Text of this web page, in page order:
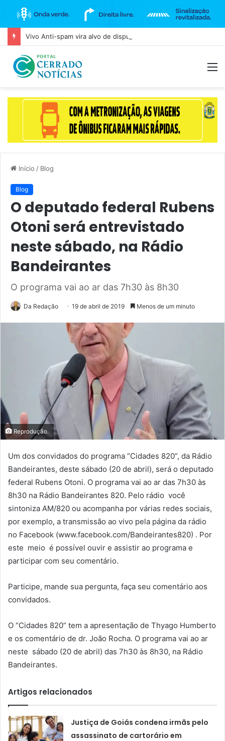
Início / Blog
Blog
O deputado federal Rubens
Otoni será entrevistado
neste sábado, na Rádio
Bandeirantes
O programa vai ao ar das 7h30 às 8h30
Da Redação 19 de abril de 2019 Menos de um minuto
Reprodução.
Um dos convidados do programa “Cidades 820”, da Rádio
Bandeirantes, deste sábado (20 de abril), será o deputado
federal Rubens Otoni. O programa vai ao ar das 7h30 às
8h30 na Rádio Bandeirantes 820. Pelo rádio você
sintoniza AM/820 ou acompanha por várias redes sociais,
por exemplo, a transmissão ao vivo pela página da rádio
no Facebook (www.facebook.com/Bandeirantes820) . Por
este meio é possível ouvir e assistir ao programa e
participar com seu comentário.
Participe, mande sua pergunta, faça seu comentário aos
convidados.
O “Cidades 820” tem a apresentação de Thyago Humberto
e os comentário de dr. João Rocha. O programa vai ao ar
neste sábado (20 de abril) das 7h30 às 8h30, na Rádio
Bandeirantes.
Artigos relacionados
Justiça de Goiás condena irmãs pelo
assassinato de cartorário em